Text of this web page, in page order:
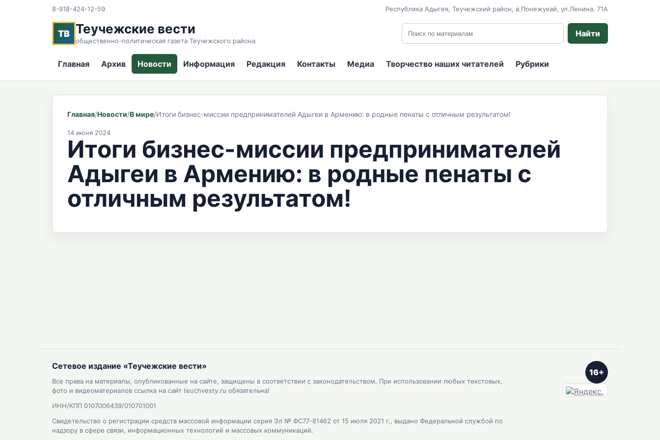
8-918-424-12-59 Республика Адыгея, Теучежский район, а.Понежукай, ул.Ленина, 71А
ТВ Теучежские вести
общественно-политическая газета Теучежского района
Поиск по сайту
Найти
Главная Архив Новости Информация Редакция Контакты Медиа Творчество наших читателей Рубрики
Главная/Новости/В мире/Итоги бизнес-миссии предпринимателей Адыгеи в Армению: в родные пенаты с отличным результатом!
14 июня 2024
Итоги бизнес-миссии предпринимателей
Адыгеи в Армению: в родные пенаты с
отличным результатом!
Сетевое издание «Теучежские вести»
Все права на материалы, опубликованные на сайте, защищены в соответствии с законодательством. При использовании любых текстовых,
фото и видеоматериалов ссылка на сайт teuchvesty.ru обязательна!
ИНН/КПП 0107006439/010701001
Свидетельство о регистрации средств массовой информации серия Эл № ФС77-81462 от 15 июля 2021 г., выдано Федеральной службой по
надзору в сфере связи, информационных технологий и массовых коммуникаций.
16+